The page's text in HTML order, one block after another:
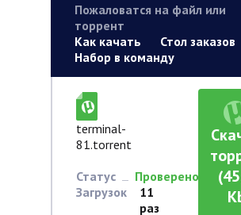
Пожаловатся на файл или
торрент
Как качать
Стол заказов
Набор в команду
terminal-
81.torrent
Статус
Проверено
Загрузок
11
раз